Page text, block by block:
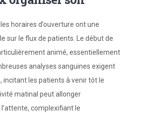
horaires d’ouverture ont une
sur le flux de patients. Le début de
animé, essentiellement
analyses sanguines exigent
incitant les patients à venir tôt le
matinal peut allonger
complexifiant le